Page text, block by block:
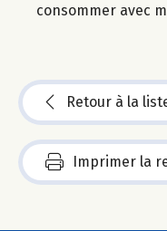
consommer avec
Retour à la
Imprimer la